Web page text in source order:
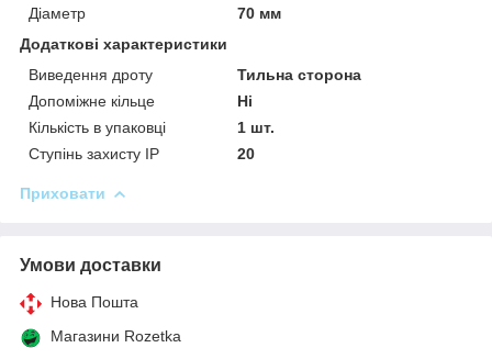
Діаметр
70 мм
Додаткові характеристики
Виведення дроту
Тильна сторона
Допоміжне кільце
Ні
Кількість в упаковці
1 шт.
Ступінь захисту IP
20
Приховати
Умови доставки
Нова Пошта
Магазини Rozetka